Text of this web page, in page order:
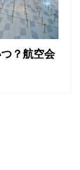
？航空会